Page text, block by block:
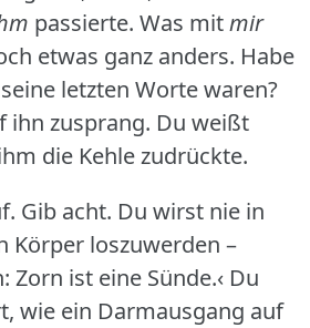
passierte. Was mitmir
etwas ganz anders. Habe
letzten Worte waren?
ihn zusprang. Du weißt
die Kehle zudrückte.
Gib acht. Du wirst nie in
Körper loszuwerden –
Zorn ist eine Sünde.‹ Du
wie ein Darmausgang auf